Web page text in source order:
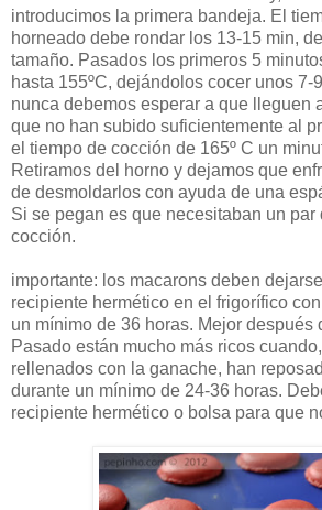
introducimos la primera bandeja. El
horneado debe rondar los 13-15 min,
tamaño. Pasados los primeros 5
hasta 155ºC, dejándolos cocer unos 7-
nunca debemos esperar a que lleguen
que no han subido suficientemente al
el tiempo de cocción de 165º C un
Retiramos del horno y dejamos que
de desmoldarlos con ayuda de una
Si se pegan es que necesitaban un par
cocción.
importante: los macarons deben
recipiente hermético en el frigorífico
un mínimo de 36 horas. Mejor después
Pasado están mucho más ricos
rellenados con la ganache, han
durante un mínimo de 24-36 horas.
recipiente hermético o bolsa para que